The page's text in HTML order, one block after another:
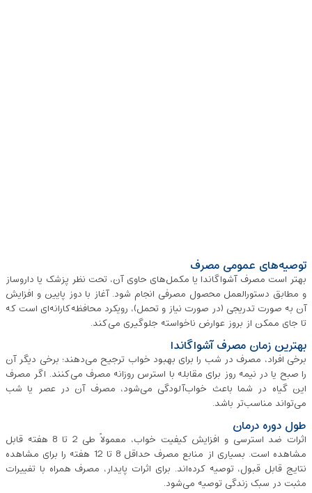
توصیه‌های عمومی مصرف
بهتر است مصرف آشواگاندا یا مکمل‌های حاوی آن، تحت نظر پزشک یا داروساز
و مطابق دستورالعمل محصول مصرفی انجام شود. آغاز با دوز پایین و افزایش
آن به صورت تدریجی (در صورت نیاز و تحمل)، رویکرد محافظه‌کارانه‌ای است که
تا جای ممکن از بروز عوارض ناخواسته جلوگیری می‌کند.
بهترین زمان مصرف آشواگاندا
برخی افراد، مصرف در شب را برای بهبود خواب ترجیح می‌دهند؛ برخی دیگر آن
را صبح یا در نیمه ‌روز برای مقابله با استرس روزانه مصرف می‌کنند. اگر مصرف
این گیاه در شما باعث خواب‌آلودگی می‌شود، مصرف آن در عصر یا شب
می‌تواند مناسب‌تر باشد.
طول دوره درمان
اثرات ضد استرسی و افزایش کیفیت خواب، معمولاً طی 2 تا 8 هفته قابل
مشاهده است. بسیاری از منابع مصرف حداقل 8 تا 12 هفته را برای مشاهده
نتایج قابل قبول، توصیه کرده‌اند. برای اثرات پایدار، مصرف همراه با تغییرات
مثبت در سبک زندگی توصیه می‌شود.